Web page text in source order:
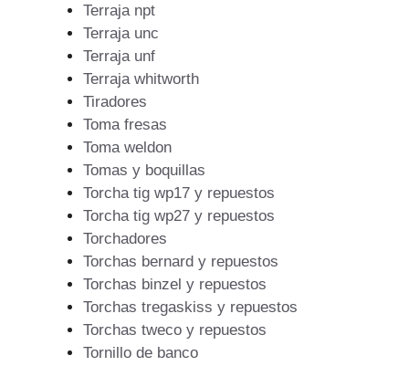
Terraja npt
Terraja unc
Terraja unf
Terraja whitworth
Tiradores
Toma fresas
Toma weldon
Tomas y boquillas
Torcha tig wp17 y repuestos
Torcha tig wp27 y repuestos
Torchadores
Torchas bernard y repuestos
Torchas binzel y repuestos
Torchas tregaskiss y repuestos
Torchas tweco y repuestos
Tornillo de banco